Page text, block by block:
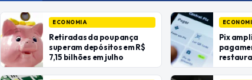
ECONOMIA
Retiradas da poupança
superam depósitos em R$
7,15 bilhões em julho
Pix